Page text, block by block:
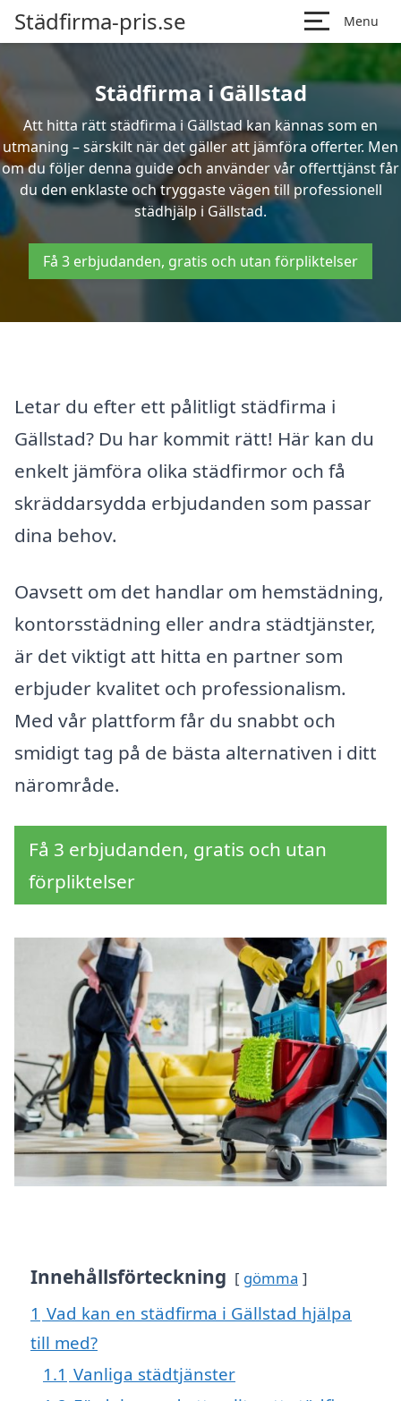
Städfirma-pris.se Menu
Städfirma i Gällstad
Att hitta rätt städfirma i Gällstad kan kännas som en
utmaning – särskilt när det gäller att jämföra offerter. Men
om du följer denna guide och använder vår offerttjänst får
du den enklaste och tryggaste vägen till professionell
städhjälp i Gällstad.
Få 3 erbjudanden, gratis och utan förpliktelser
Letar du efter ett pålitligt städfirma i
Gällstad? Du har kommit rätt! Här kan du
enkelt jämföra olika städfirmor och få
skräddarsydda erbjudanden som passar
dina behov.
Oavsett om det handlar om hemstädning,
kontorsstädning eller andra städtjänster,
är det viktigt att hitta en partner som
erbjuder kvalitet och professionalism.
Med vår plattform får du snabbt och
smidigt tag på de bästa alternativen i ditt
närområde.
Få 3 erbjudanden, gratis och utan
förpliktelser
Innehållsförteckning gömma
1 Vad kan en städfirma i Gällstad hjälpa
till med?
1.1 Vanliga städtjänster